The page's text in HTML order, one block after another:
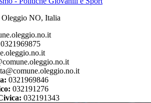
NO, Italia
0321969875
0321969846
032191276
032191343